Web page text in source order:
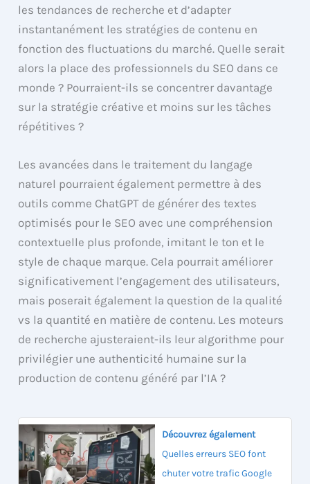
les tendances de recherche et d’adapter
instantanément les stratégies de contenu en
fonction des fluctuations du marché. Quelle serait
alors la place des professionnels du SEO dans ce
monde ? Pourraient-ils se concentrer davantage
sur la stratégie créative et moins sur les tâches
répétitives ?
Les avancées dans le traitement du langage
naturel pourraient également permettre à des
outils comme ChatGPT de générer des textes
optimisés pour le SEO avec une compréhension
contextuelle plus profonde, imitant le ton et le
style de chaque marque. Cela pourrait améliorer
significativement l’engagement des utilisateurs,
mais poserait également la question de la qualité
vs la quantité en matière de contenu. Les moteurs
de recherche ajusteraient-ils leur algorithme pour
privilégier une authenticité humaine sur la
production de contenu généré par l’IA ?
Découvrez également
Quelles erreurs SEO font
chuter votre trafic Google